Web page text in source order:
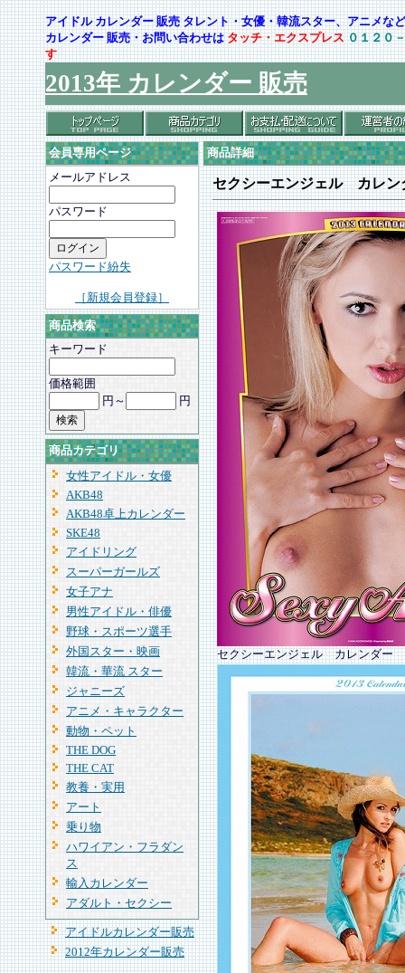
アイドル カレンダー 販売 タレント・女優・韓流スター、アニメ
カレンダー 販売・お問い合わせはタッチ・エクスプレス ０１２０
す
2013年 カレンダー 販売
会員専用ページ
メールアドレス
パスワード
パスワード紛失
［新規会員登録］
商品検索
キーワード
価格範囲
円～
円
商品カテゴリ
女性アイドル・女優
AKB48
AKB48卓上カレンダー
SKE48
アイドリング
スーパーガールズ
女子アナ
男性アイドル・俳優
野球・スポーツ選手
外国スター・映画
韓流・華流 スター
ジャニーズ
アニメ・キャラクター
動物・ペット
THE DOG
THE CAT
教養・実用
アート
乗り物
ハワイアン・フラダン
ス
輸入カレンダー
アダルト・セクシー
アイドルカレンダー販売
2012年カレンダー販売
商品詳細
セクシーエンジェル カレン
セクシーエンジェル カレンダー